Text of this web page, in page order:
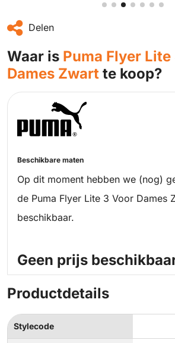
Delen
Waar is Puma Flyer
Dames Zwart te koop?
Beschikbare maten
Op dit moment hebben we (nog)
de Puma Flyer Lite 3 Voor Dames
beschikbaar.
Geen prijs
Productdetails
Stylecode